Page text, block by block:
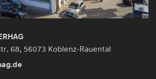
68, 56073 Koblenz-Rauental